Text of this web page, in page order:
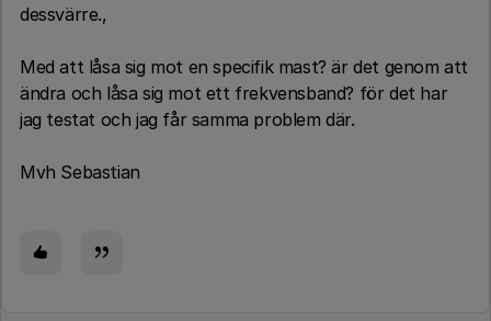
dessvärre.,
Med att låsa sig mot en specifik mast? är det genom att
ändra och låsa sig mot ett frekvensband? för det har
jag testat och jag får samma problem där.
Mvh Sebastian